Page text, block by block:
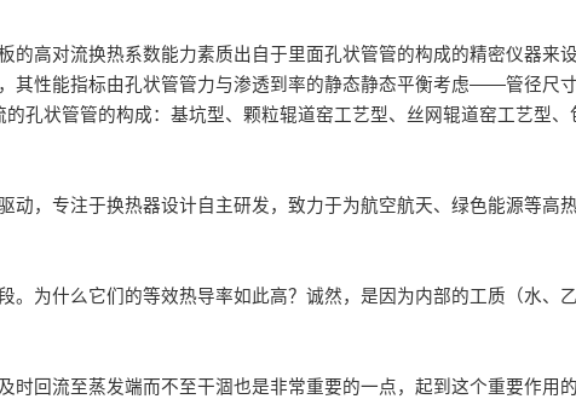
的高对流换热系数能力素质出自于里面孔状管管的构成的精密仪器来
其性能指标由孔状管管力与渗透到率的静态静态平衡考虑——管径尺
孔状管管的构成：基坑型、颗粒辊道窑工艺型、丝网辊道窑工艺型、
，专注于换热器设计自主研发，致力于为航空航天、绿色能源等高
。为什么它们的等效热导率如此高？诚然，是因为内部的工质（水、
时回流至蒸发端而不至干涸也是非常重要的一点，起到这个重要作用